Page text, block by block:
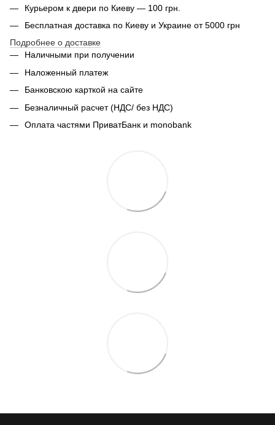
Курьером к двери по Киеву — 100 грн.
Бесплатная доставка по Киеву и Украине от 5000 грн
Подробнее о доставке
Наличными при получении
Наложенный платеж
Банковскою карткой на сайте
Безналичный расчет (НДС/ без НДС)
Оплата частями ПриватБанк и monobank